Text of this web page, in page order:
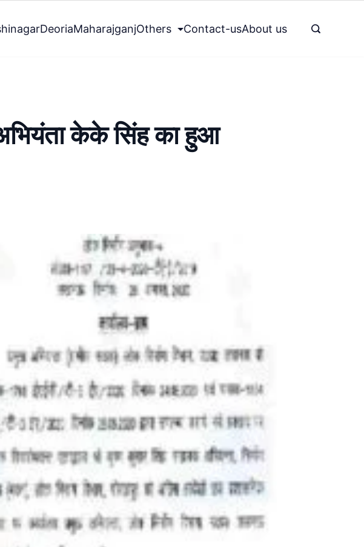
DeoriaMaharajganjOthers Contact-usAbout us
केके सिंह का हुआ